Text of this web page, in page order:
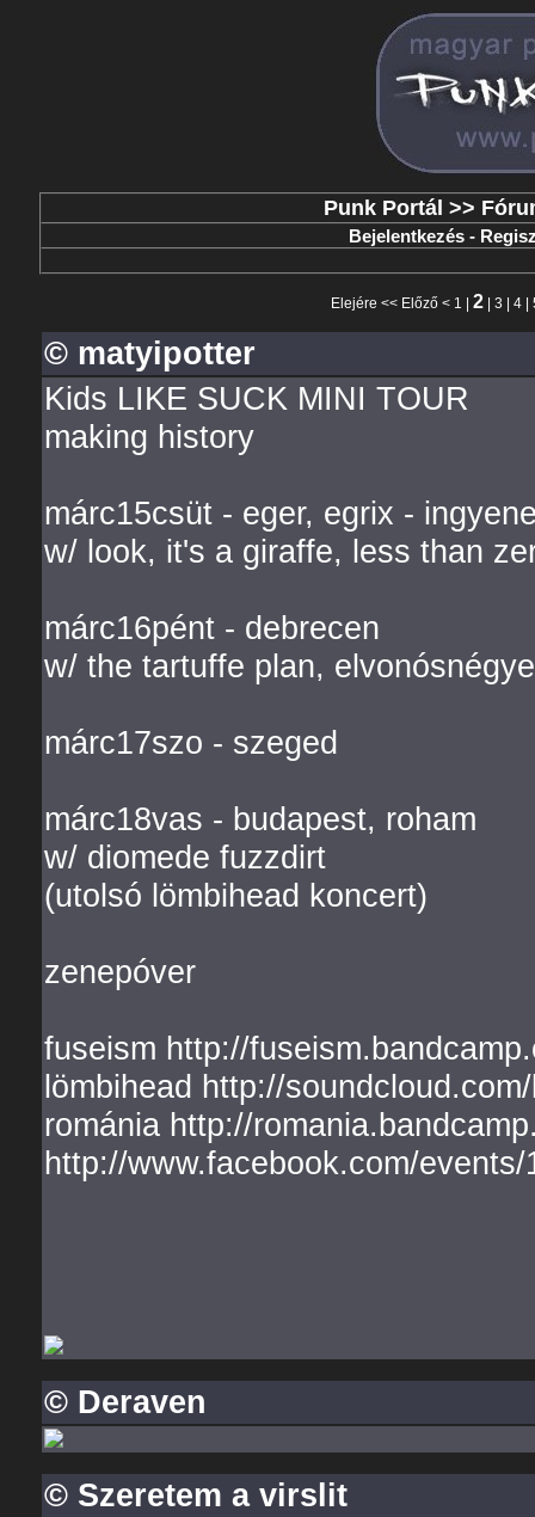
Punk Portál >>
Bejelentkezés -
Elejére << Előző< 1 2| 3 4|
© matyipotter
Kids LIKE SUCK MINI TOUR
making history
márc15csüt - eger, egrix -
w/ look, it's a giraffe, less than
márc16pént - debrecen
w/ the tartuffe plan,
márc17szo - szeged
márc18vas - budapest, roham
w/ diomede fuzzdirt
(utolsó lömbihead koncert)
zenepóver
fuseism http://
lömbihead http://
románia http://
http://www.facebook.com/
© Deraven
© Szeretem a virslit